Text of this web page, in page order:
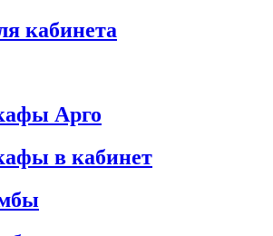
кабинета
Арго
в кабинет